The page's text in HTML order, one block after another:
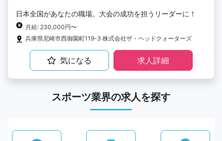
日本全国があなたの職場。大会の成功を担うリーダーに！
月給: 230,000円〜
兵庫県尼崎市西御園町119-3 株式会社ザ・ヘッドクォーターズ
気になる 求人詳細
スポーツ業界の求人を探す